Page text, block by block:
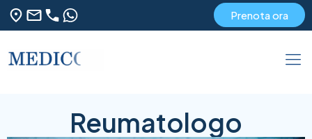
Prenota ora
Reumatologo